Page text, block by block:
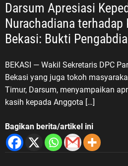
Darsum Apresiasi
Nurachadiana terhadap
Bekasi: Bukti
BEKASI — Wakil Sekretaris DPC
Bekasi yang juga tokoh
Timur, Darsum, menyampaikan
kasih kepada Anggota […]
Bagikan berita/artikel ini